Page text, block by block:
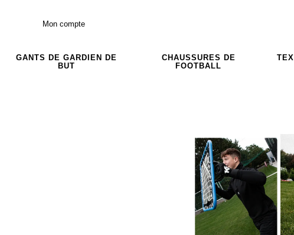
Mon compte
GANTS DE GARDIEN DE
BUT
CHAUSSURES DE
FOOTBALL